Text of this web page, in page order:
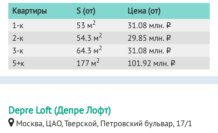
Квартиры
S (от)
Цена (от)
1-к
53 м2 31.08 млн. o
2-к 54.3 м2 29.85 млн. o
3-к 64.3 м2 31.08 млн. o
5+к 177 м2 101.92 млн. o
Depre Loft (Депре Лофт)
Москва, ЦАО, Тверской, Петровский бульвар, 17/1